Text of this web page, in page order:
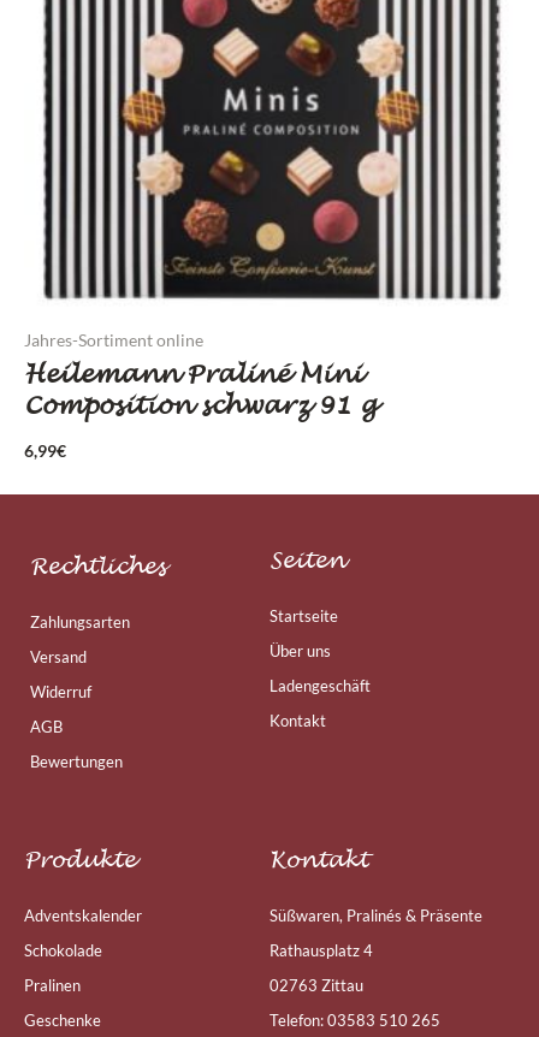
Jahres-Sortiment online
Heilemann Praliné Mini
Composition schwarz 91 g
6,99€
Rechtliches
Zahlungsarten
Versand
Widerruf
AGB
Bewertungen
Seiten
Startseite
Über uns
Ladengeschäft
Kontakt
Produkte
Adventskalender
Schokolade
Pralinen
Geschenke
Kontakt
Süßwaren, Pralinés & Präsente
Rathausplatz 4
02763 Zittau
Telefon: 03583 510 265